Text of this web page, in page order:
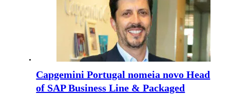
Capgemini Portugal nomeia novo Head
of SAP Business Line & Packaged